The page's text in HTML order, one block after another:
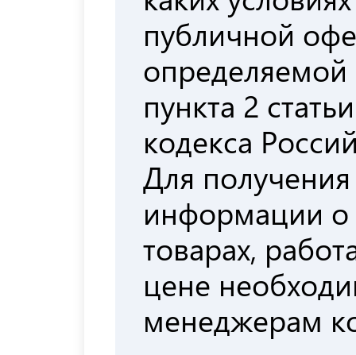
публичной
пункта 2
кодекса
Для
информации о
товарах,
цене
менеджерам